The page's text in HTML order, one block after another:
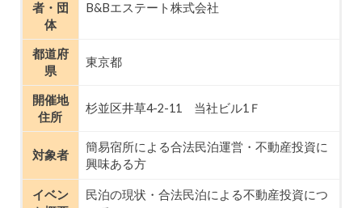
者・団
体
B&Bエステート株式会社
都道府
県
東京都
開催地
住所
杉並区井草4-2-11 当社ビル1Ｆ
対象者
簡易宿所による合法民泊運営・不動産投資に
興味ある方
イベン
民泊の現状・合法民泊による不動産投資につ